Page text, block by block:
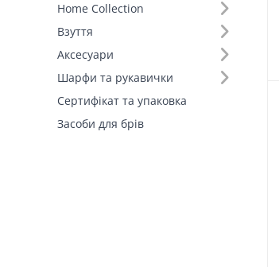
Home Collection
Взуття
Аксесуари
Шарфи та рукавички
Сертифікат та упаковка
Засоби для брів
Відворот (3)
Фасон (2)